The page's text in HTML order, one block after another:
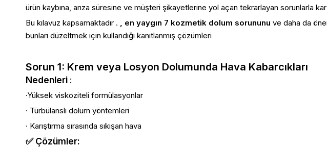
ürün kaybına, arıza süresine ve müşteri şikayetlerine yol açan tekrarlayan sorunlarla
Bu kılavuz kapsamaktadır . , en yaygın 7 kozmetik dolum sorununu ve daha da
bunları düzeltmek için kullandığı kanıtlanmış çözümleri
Sorun 1: Krem veya Losyon Dolumunda Hava Kabarcıkları
Nedenleri :
·Yüksek viskoziteli formülasyonlar
· Türbülanslı dolum yöntemleri
· Karıştırma sırasında sıkışan hava
✅ Çözümler: